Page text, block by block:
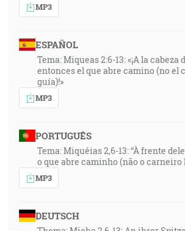
MP3
ESPAÑOL
Tema: Miqueas 2:6-13: «¡A la
entonces el que abre camino (no el
guía)!»
MP3
PORTUGUÊS
Tema: Miquéias 2,6-13: “À frente
o que abre caminho (não o carneiro
MP3
DEUTSCH